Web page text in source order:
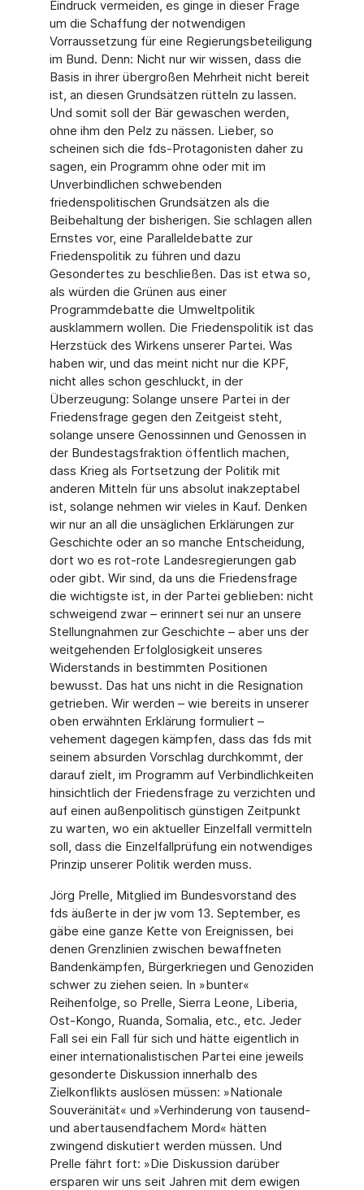
Eindruck vermeiden, es ginge in dieser Frage
um die Schaffung der notwendigen
Vorraussetzung für eine Regierungsbeteiligung
im Bund. Denn: Nicht nur wir wissen, dass die
Basis in ihrer übergroßen Mehrheit nicht bereit
ist, an diesen Grundsätzen rütteln zu lassen.
Und somit soll der Bär gewaschen werden,
ohne ihm den Pelz zu nässen. Lieber, so
scheinen sich die fds-Protagonisten daher zu
sagen, ein Programm ohne oder mit im
Unverbindlichen schwebenden
friedenspolitischen Grundsätzen als die
Beibehaltung der bisherigen. Sie schlagen allen
Ernstes vor, eine Paralleldebatte zur
Friedenspolitik zu führen und dazu
Gesondertes zu beschließen. Das ist etwa so,
als würden die Grünen aus einer
Programmdebatte die Umweltpolitik
ausklammern wollen. Die Friedenspolitik ist das
Herzstück des Wirkens unserer Partei. Was
haben wir, und das meint nicht nur die KPF,
nicht alles schon geschluckt, in der
Überzeugung: Solange unsere Partei in der
Friedensfrage gegen den Zeitgeist steht,
solange unsere Genossinnen und Genossen in
der Bundestagsfraktion öffentlich machen,
dass Krieg als Fortsetzung der Politik mit
anderen Mitteln für uns absolut inakzeptabel
ist, solange nehmen wir vieles in Kauf. Denken
wir nur an all die unsäglichen Erklärungen zur
Geschichte oder an so manche Entscheidung,
dort wo es rot-rote Landesregierungen gab
oder gibt. Wir sind, da uns die Friedensfrage
die wichtigste ist, in der Partei geblieben: nicht
schweigend zwar – erinnert sei nur an unsere
Stellungnahmen zur Geschichte – aber uns der
weitgehenden Erfolglosigkeit unseres
Widerstands in bestimmten Positionen
bewusst. Das hat uns nicht in die Resignation
getrieben. Wir werden – wie bereits in unserer
oben erwähnten Erklärung formuliert –
vehement dagegen kämpfen, dass das fds mit
seinem absurden Vorschlag durchkommt, der
darauf zielt, im Programm auf Verbindlichkeiten
hinsichtlich der Friedensfrage zu verzichten und
auf einen außenpolitisch günstigen Zeitpunkt
zu warten, wo ein aktueller Einzelfall vermitteln
soll, dass die Einzelfallprüfung ein notwendiges
Prinzip unserer Politik werden muss.
Jörg Prelle, Mitglied im Bundesvorstand des
fds äußerte in der jw vom 13. September, es
gäbe eine ganze Kette von Ereignissen, bei
denen Grenzlinien zwischen bewaffneten
Bandenkämpfen, Bürgerkriegen und Genoziden
schwer zu ziehen seien. In »bunter«
Reihenfolge, so Prelle, Sierra Leone, Liberia,
Ost-Kongo, Ruanda, Somalia, etc., etc. Jeder
Fall sei ein Fall für sich und hätte eigentlich in
einer internationalistischen Partei eine jeweils
gesonderte Diskussion innerhalb des
Zielkonflikts auslösen müssen: »Nationale
Souveränität« und »Verhinderung von tausend-
und abertausendfachem Mord« hätten
zwingend diskutiert werden müssen. Und
Prelle fährt fort: »Die Diskussion darüber
ersparen wir uns seit Jahren mit dem ewigen